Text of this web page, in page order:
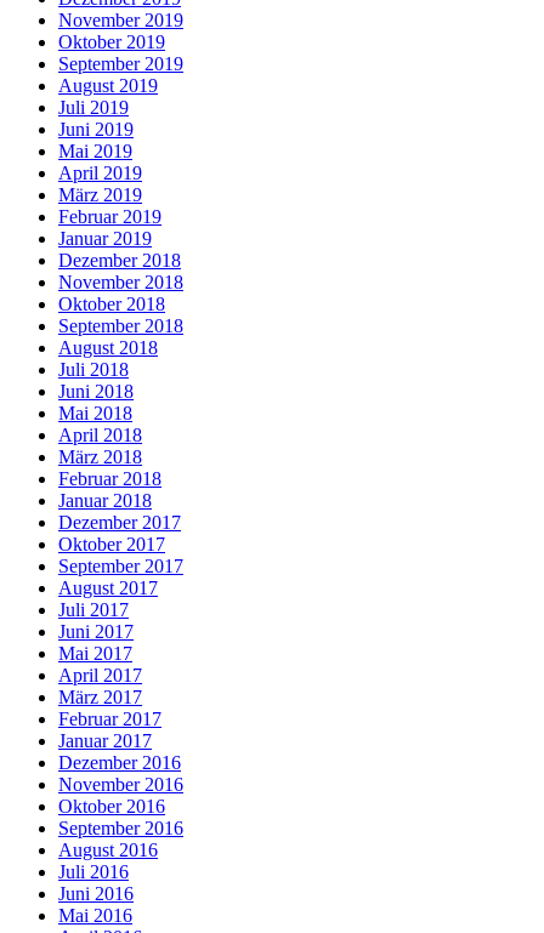
November 2019
Oktober 2019
September 2019
August 2019
Juli 2019
Juni 2019
Mai 2019
April 2019
März 2019
Februar 2019
Januar 2019
Dezember 2018
November 2018
Oktober 2018
September 2018
August 2018
Juli 2018
Juni 2018
Mai 2018
April 2018
März 2018
Februar 2018
Januar 2018
Dezember 2017
Oktober 2017
September 2017
August 2017
Juli 2017
Juni 2017
Mai 2017
April 2017
März 2017
Februar 2017
Januar 2017
Dezember 2016
November 2016
Oktober 2016
September 2016
August 2016
Juli 2016
Juni 2016
Mai 2016